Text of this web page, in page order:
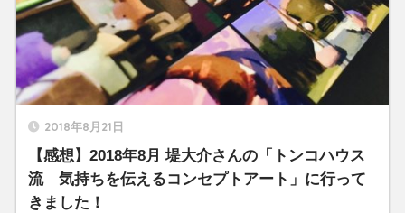
2018年8月21日
【感想】2018年8月 堤大介さんの「トンコハウス
流 気持ちを伝えるコンセプトアート」に行って
きました！